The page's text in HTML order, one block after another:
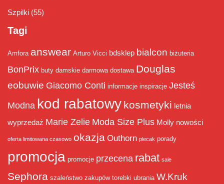
Szpilki (55)
Tagi
Amfora answear Arturo Vicci bdsklep bialcon biżuteria
BonPrix buty damskie darmowa dostawa Douglas
eobuwie Giacomo Conti informacje inspiracje Jesteś
Modna kod rabatowy kosmetyki letnia
wyprzedaż Marie Zelie Moda Size Plus Molly nowości
oferta limitowana czasowo okazja Outhorn plecak porady
promocja promocje przecena rabat sale
Sephora szaleństwo zakupów torebki ubrania W.Kruk